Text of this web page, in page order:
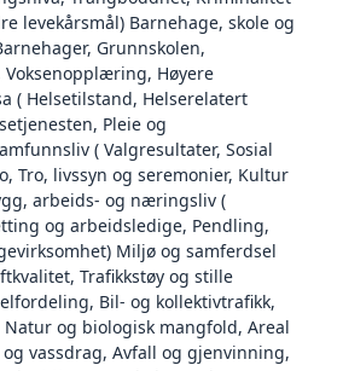
levekårsmål) Barnehage, skole og
Grunnskolen,
Voksenopplæring, Høyere
( Helsetilstand, Helserelatert
Pleie og
( Valgresultater, Sosial
Tro, livssyn og seremonier, Kultur
arbeids- og næringsliv (
og arbeidsledige, Pendling,
Miljø og samferdsel
Trafikkstøy og stille
Bil- og kollektivtrafikk,
og biologisk mangfold, Areal
vassdrag, Avfall og gjenvinning,